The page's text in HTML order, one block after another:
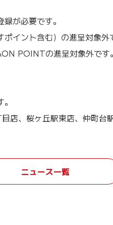
が必要です。
イント含む）の進呈対象
POINTの進呈対象外です。
、桜ヶ丘駅東店、仲町台
ニュース一覧